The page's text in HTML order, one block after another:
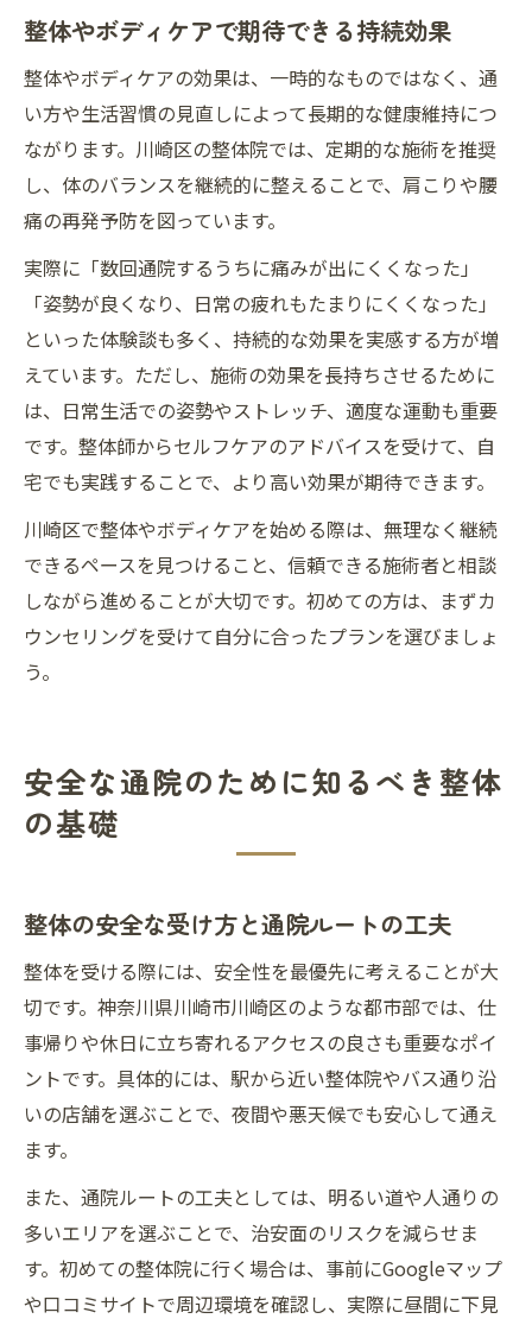
整体やボディケアで期待できる持続効果
整体やボディケアの効果は、一時的なものではなく、通
い方や生活習慣の見直しによって長期的な健康維持につ
ながります。川崎区の整体院では、定期的な施術を推奨
し、体のバランスを継続的に整えることで、肩こりや腰
痛の再発予防を図っています。
実際に「数回通院するうちに痛みが出にくくなった」
「姿勢が良くなり、日常の疲れもたまりにくくなった」
といった体験談も多く、持続的な効果を実感する方が増
えています。ただし、施術の効果を長持ちさせるために
は、日常生活での姿勢やストレッチ、適度な運動も重要
です。整体師からセルフケアのアドバイスを受けて、自
宅でも実践することで、より高い効果が期待できます。
川崎区で整体やボディケアを始める際は、無理なく継続
できるペースを見つけること、信頼できる施術者と相談
しながら進めることが大切です。初めての方は、まずカ
ウンセリングを受けて自分に合ったプランを選びましょ
う。
安全な通院のために知るべき整体
の基礎
整体の安全な受け方と通院ルートの工夫
整体を受ける際には、安全性を最優先に考えることが大
切です。神奈川県川崎市川崎区のような都市部では、仕
事帰りや休日に立ち寄れるアクセスの良さも重要なポイ
ントです。具体的には、駅から近い整体院やバス通り沿
いの店舗を選ぶことで、夜間や悪天候でも安心して通え
ます。
また、通院ルートの工夫としては、明るい道や人通りの
多いエリアを選ぶことで、治安面のリスクを減らせま
す。初めての整体院に行く場合は、事前にGoogleマップ
や口コミサイトで周辺環境を確認し、実際に昼間に下見